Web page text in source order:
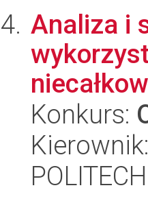
Analiza i
Konkurs: